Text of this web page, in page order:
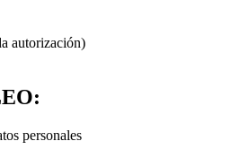
autorización)
personales